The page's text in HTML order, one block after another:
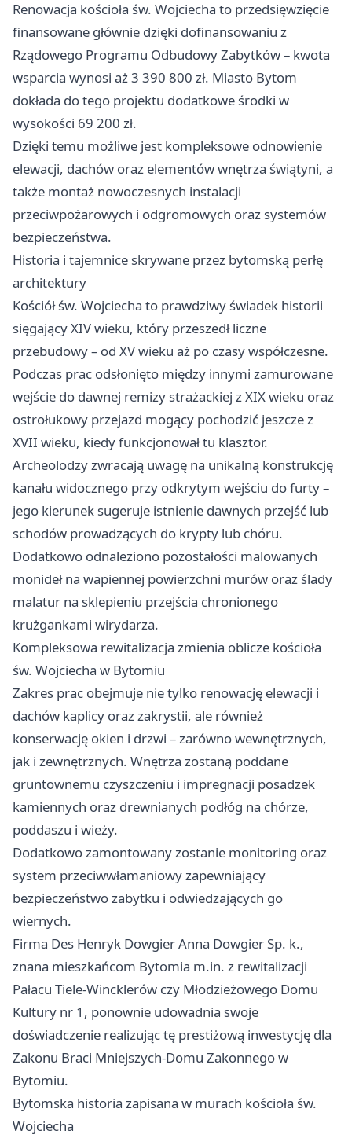
Renowacja kościoła św. Wojciecha to przedsięwzięcie
finansowane głównie dzięki dofinansowaniu z
Rządowego Programu Odbudowy Zabytków – kwota
wsparcia wynosi aż 3 390 800 zł. Miasto Bytom
dokłada do tego projektu dodatkowe środki w
wysokości 69 200 zł.
Dzięki temu możliwe jest kompleksowe odnowienie
elewacji, dachów oraz elementów wnętrza świątyni, a
także montaż nowoczesnych instalacji
przeciwpożarowych i odgromowych oraz systemów
bezpieczeństwa.
Historia i tajemnice skrywane przez bytomską perłę
architektury
Kościół św. Wojciecha to prawdziwy świadek historii
sięgający XIV wieku, który przeszedł liczne
przebudowy – od XV wieku aż po czasy współczesne.
Podczas prac odsłonięto między innymi zamurowane
wejście do dawnej remizy strażackiej z XIX wieku oraz
ostrołukowy przejazd mogący pochodzić jeszcze z
XVII wieku, kiedy funkcjonował tu klasztor.
Archeolodzy zwracają uwagę na unikalną konstrukcję
kanału widocznego przy odkrytym wejściu do furty –
jego kierunek sugeruje istnienie dawnych przejść lub
schodów prowadzących do krypty lub chóru.
Dodatkowo odnaleziono pozostałości malowanych
monideł na wapiennej powierzchni murów oraz ślady
malatur na sklepieniu przejścia chronionego
krużgankami wirydarza.
Kompleksowa rewitalizacja zmienia oblicze kościoła
św. Wojciecha w Bytomiu
Zakres prac obejmuje nie tylko renowację elewacji i
dachów kaplicy oraz zakrystii, ale również
konserwację okien i drzwi – zarówno wewnętrznych,
jak i zewnętrznych. Wnętrza zostaną poddane
gruntownemu czyszczeniu i impregnacji posadzek
kamiennych oraz drewnianych podłóg na chórze,
poddaszu i wieży.
Dodatkowo zamontowany zostanie monitoring oraz
system przeciwwłamaniowy zapewniający
bezpieczeństwo zabytku i odwiedzających go
wiernych.
Firma Des Henryk Dowgier Anna Dowgier Sp. k.,
znana mieszkańcom Bytomia m.in. z rewitalizacji
Pałacu Tiele-Wincklerów czy Młodzieżowego Domu
Kultury nr 1, ponownie udowadnia swoje
doświadczenie realizując tę prestiżową inwestycję dla
Zakonu Braci Mniejszych-Domu Zakonnego w
Bytomiu.
Bytomska historia zapisana w murach kościoła św.
Wojciecha